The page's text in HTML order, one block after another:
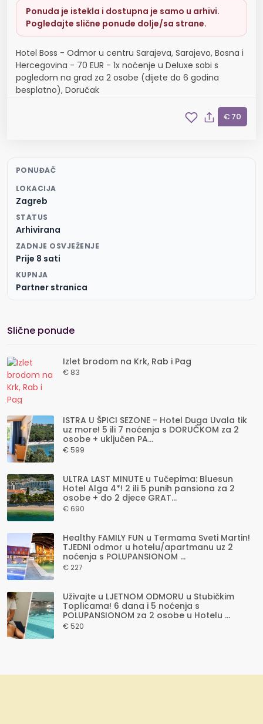
Ponuda je istekla i dostupna je samo u arhivi.
Pogledajte slične ponude dolje/sa strane.
Hotel Boss - Odmor u centru Sarajeva, Sarajevo, Bosna i
Hercegovina - 70 EUR - 1x noćenje u Deluxe sobi s
pogledom na grad za 2 osobe (dijete do 6 godina
besplatno), Doručak
€ 70
PONUĐAČ
LOKACIJA
Zagreb
STATUS
Arhivirana
ZADNJE OSVJEŽENJE
Prije 8 sati
KUPNJA
Partner stranica
Slične ponude
Izlet brodom na Krk, Rab i Pag
€ 83
ISTRA U ŠPICI SEZONE - Hotel Duga Uvala tik
uz more! 5 ili 7 noćenja s DORUČKOM za 2
osobe + uključen PA...
€ 599
ULTRA LAST MINUTE u Tučepima: Bluesun
Hotel Alga 4*! 2 ili 5 punih pansiona za 2
osobe + do 2 djece GRAT...
€ 690
Healthy FAMILY FUN u Termama Sveti Martin!
TJEDNI odmor u hotelu/apartmanu uz 2
noćenja s POLUPANSIONOM ...
€ 227
Uživajte u LJETNOM ODMORU u Stubičkim
Toplicama! 6 dana i 5 noćenja s
POLUPANSIONOM za 2 osobe u Hotelu ...
€ 520